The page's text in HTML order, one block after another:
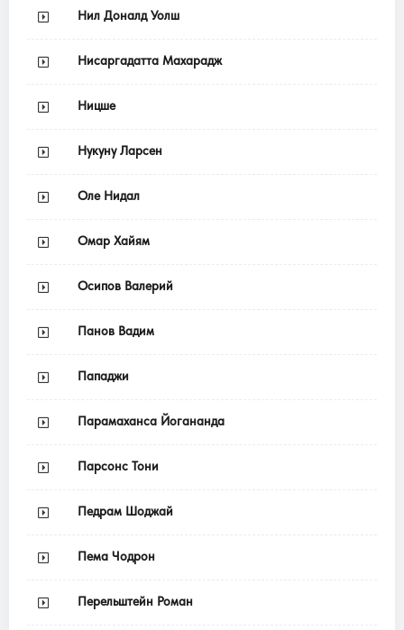
Нил Доналд Уолш
Нисаргадатта Махарадж
Ницше
Нукуну Ларсен
Оле Нидал
Омар Хайям
Осипов Валерий
Панов Вадим
Пападжи
Парамаханса Йогананда
Парсонс Тони
Педрам Шоджай
Пема Чодрон
Перельштейн Роман